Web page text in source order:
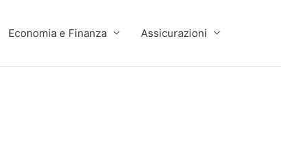
Economia e Finanza Assicurazioni